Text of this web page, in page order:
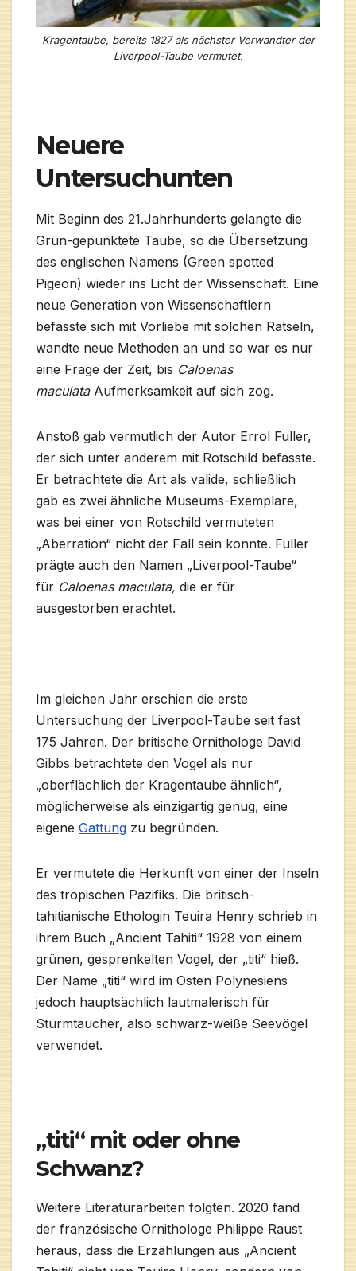
Kragentaube, bereits 1827 als nächster Verwandter der
Liverpool-Taube vermutet.
Neuere
Untersuchunten
Mit Beginn des 21.Jahrhunderts gelangte die
Grün-gepunktete Taube, so die Übersetzung
des englischen Namens (Green spotted
Pigeon) wieder ins Licht der Wissenschaft. Eine
neue Generation von Wissenschaftlern
befasste sich mit Vorliebe mit solchen Rätseln,
wandte neue Methoden an und so war es nur
eine Frage der Zeit, bis Caloenas
maculata Aufmerksamkeit auf sich zog.
Anstoß gab vermutlich der Autor Errol Fuller,
der sich unter anderem mit Rotschild befasste.
Er betrachtete die Art als valide, schließlich
gab es zwei ähnliche Museums-Exemplare,
was bei einer von Rotschild vermuteten
„Aberration“ nicht der Fall sein konnte. Fuller
prägte auch den Namen „Liverpool-Taube“
für Caloenas maculata, die er für
ausgestorben erachtet.
Im gleichen Jahr erschien die erste
Untersuchung der Liverpool-Taube seit fast
175 Jahren. Der britische Ornithologe David
Gibbs betrachtete den Vogel als nur
„oberflächlich der Kragentaube ähnlich“,
möglicherweise als einzigartig genug, eine
eigene Gattung zu begründen.
Er vermutete die Herkunft von einer der Inseln
des tropischen Pazifiks. Die britisch-
tahitianische Ethologin Teuira Henry schrieb in
ihrem Buch „Ancient Tahiti“ 1928 von einem
grünen, gesprenkelten Vogel, der „titi“ hieß.
Der Name „titi“ wird im Osten Polynesiens
jedoch hauptsächlich lautmalerisch für
Sturmtaucher, also schwarz-weiße Seevögel
verwendet.
„titi“ mit oder ohne
Schwanz?
Weitere Literaturarbeiten folgten. 2020 fand
der französische Ornithologe Philippe Raust
heraus, dass die Erzählungen aus „Ancient